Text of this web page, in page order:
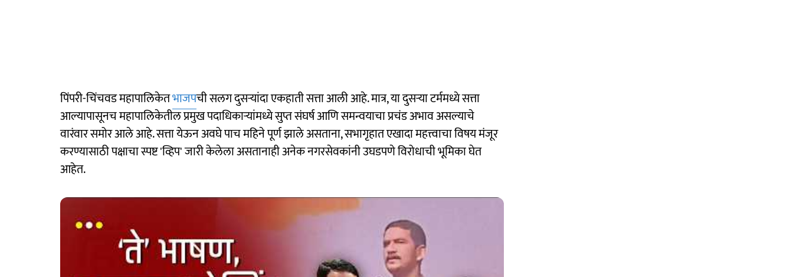
पिंपरी-चिंचवड महापालिकेतभाजपची सलग दुसऱ्यांदा एकहाती सत्ता आली आहे. मात्र, या दुसऱ्या टर्ममध्ये सत्ता
आल्यापासूनच महापालिकेतील प्रमुख पदाधिकाऱ्यांमध्ये सुप्त संघर्ष आणि समन्वयाचा प्रचंड अभाव असल्याचे
वारंवार समोर आले आहे. सत्ता येऊन अवघे पाच महिने पूर्ण झाले असताना, सभागृहात एखादा महत्त्वाचा विषय मंजूर
करण्यासाठी पक्षाचा स्पष्ट 'व्हिप' जारी केलेला असतानाही अनेक नगरसेवकांनी उघडपणे विरोधाची भूमिका घेत
आहेत.